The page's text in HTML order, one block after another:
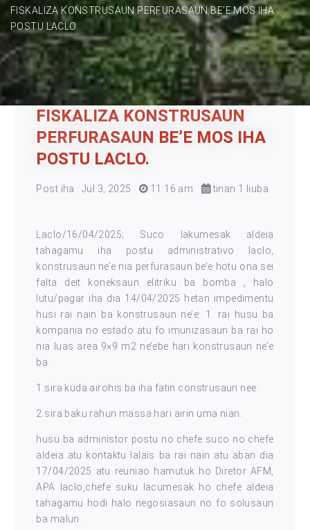
FISKALIZA KONSTRUSAUN PERFURASAUN BE’E MOS IHA
POSTU LACLO.
FISKALIZA KONSTRUSAUN
PERFURASAUN BE’E MOS IHA
POSTU LACLO.
Post iha : Jul 3, 2025 11:16 am tinan 1 liuba
Laclo/16/04/2025; Suco lakumesak aldeia
tahagamu iha postu administrativo laclo,
konstrusaun ne’e nia perfurasaun be’e hotu ona sei
falta deit koneksaun elitriku ba bomba , halo
lutu/pagar iha dia 14/04/2025 hetan impedimentu
husi rai nain ba konstrusaun ne’e: 1. rai husu ba
kompania no estado atu fo imunizasaun ba rai ho
nia luas area 9×9 m2 ne’ebe hari konstrusaun ne’e
ba.
1.sira kuda airohis ba iha fatin construsaun nee.
2.sira baku rahun massa hari airin uma nian.
husu ba administor postu no chefe suco no chefe
aldeia atu kontaktu lalais ba rai nain atu aban dia
17/04/2025 atu reuniao hamutuk ho Diretor AFM,
APA laclo,chefe suku lacumesak ho chefe aldeia
tahagamu hodi halo negosiasaun no fo solusaun
ba malun.